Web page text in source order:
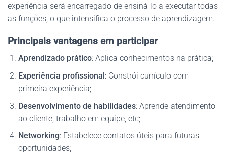
experiência será encarregado de ensiná-lo a executar todas
as funções, o que intensifica o processo de aprendizagem.
Principais vantagens em participar
Aprendizado prático: Aplica conhecimentos na prática;
Experiência profissional: Constrói currículo com
primeira experiência;
Desenvolvimento de habilidades: Aprende atendimento
ao cliente, trabalho em equipe, etc;
Networking: Estabelece contatos úteis para futuras
oportunidades;